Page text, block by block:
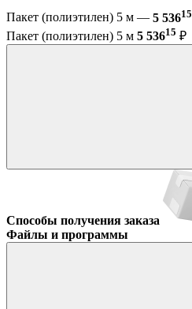
Пакет (полиэтилен) 5 м — 5 53615
Пакет (полиэтилен) 5 м 5 53615 ₽
Способы получения заказа
Файлы и программы